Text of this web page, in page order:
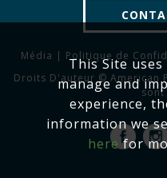
Média | Politique de
Droits D'auteur © American
This Site
manage and
experience,
information we
herefor